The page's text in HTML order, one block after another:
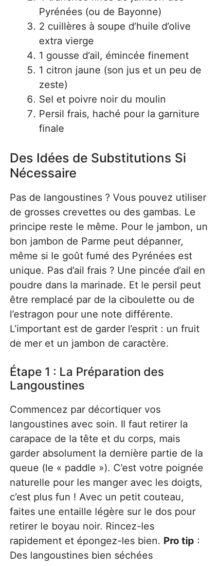
Pyrénées (ou de Bayonne)
2 cuillères à soupe d’huile d’olive
extra vierge
1 gousse d’ail, émincée finement
1 citron jaune (son jus et un peu de
zeste)
Sel et poivre noir du moulin
Persil frais, haché pour la garniture
finale
Des Idées de Substitutions Si
Nécessaire
Pas de langoustines ? Vous pouvez utiliser
de grosses crevettes ou des gambas. Le
principe reste le même. Pour le jambon, un
bon jambon de Parme peut dépanner,
même si le goût fumé des Pyrénées est
unique. Pas d’ail frais ? Une pincée d’ail en
poudre dans la marinade. Et le persil peut
être remplacé par de la ciboulette ou de
l’estragon pour une note différente.
L’important est de garder l’esprit : un fruit
de mer et un jambon de caractère.
Étape 1 : La Préparation des
Langoustines
Commencez par décortiquer vos
langoustines avec soin. Il faut retirer la
carapace de la tête et du corps, mais
garder absolument la dernière partie de la
queue (le « paddle »). C’est votre poignée
naturelle pour les manger avec les doigts,
c’est plus fun ! Avec un petit couteau,
faites une entaille légère sur le dos pour
retirer le boyau noir. Rincez-les
rapidement et épongez-les bien. Pro tip :
Des langoustines bien séchées